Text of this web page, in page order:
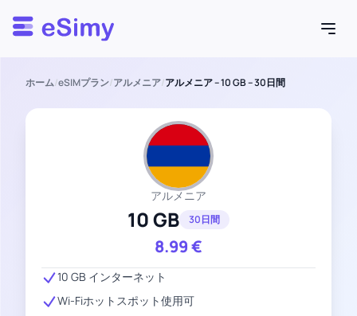
Esimy
ホーム/eSIMプラン/アルメニア/アルメニア – 10 GB – 30日間
アルメニア
10 GB 30日間
8.99€
10 GB インターネット
Wi-Fiホットスポット使用可